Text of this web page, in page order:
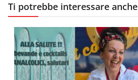
Ti potrebbe interessare anche